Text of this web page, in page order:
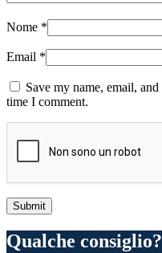
Nome *
Email *
Save my name, email,
time I comment.
Qualche